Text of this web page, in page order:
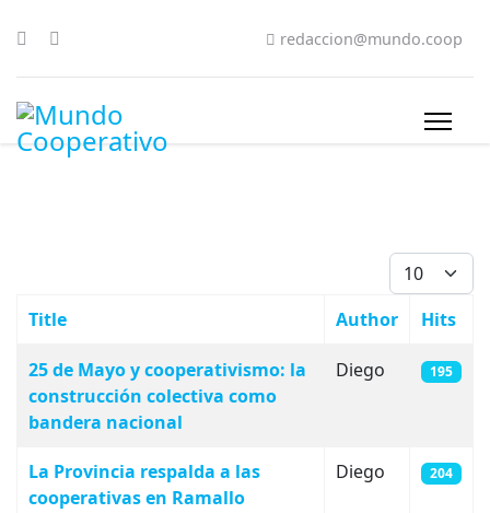
redaccion@mundo.coop
Display #
Title Author Hits
25 de Mayo y cooperativismo: la
construcción colectiva como
bandera nacional
Diego 195
La Provincia respalda a las
cooperativas en Ramallo
Diego 204